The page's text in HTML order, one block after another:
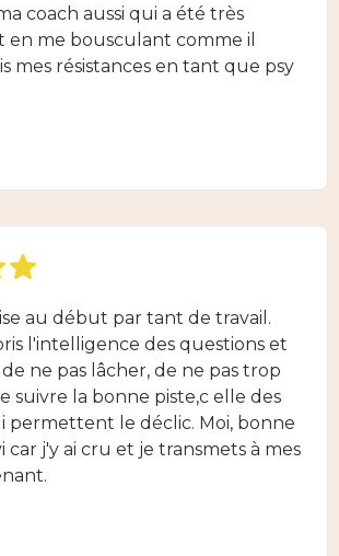
coach aussi qui a été très
me bousculant comme il
mes résistances en tant que psy
au début par tant de travail.
l'intelligence des questions et
ne pas lâcher, de ne pas trop
suivre la bonne piste,c elle des
permettent le déclic. Moi, bonne
car j'y ai cru et je transmets à mes